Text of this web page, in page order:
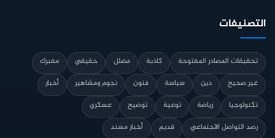
التصنيفات
تحقيقات المصادر المفتوحة كاذبة مضلل حقيقي
مفبرك
غير صحيح
دين سياسة فنون نجوم ومشاهير
أخبار
تكنولوجيا
رياضة توعية توضيح
عسكري
رصد التواصل الاجتماعي
قديم أخبار مسند